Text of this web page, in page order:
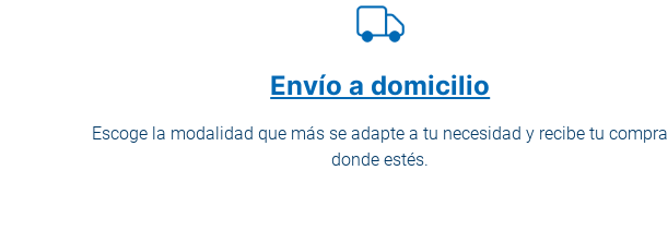
Envío a domicilio
Escoge la modalidad que más se adapte a tu necesidad y recibe tu compra
donde estés.